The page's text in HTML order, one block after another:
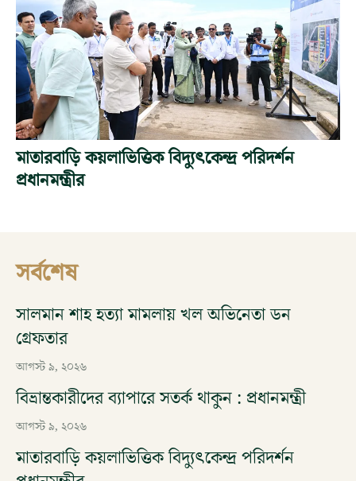
মাতারবাড়ি কয়লাভিত্তিক বিদ্যুৎকেন্দ্র পরিদর্শন
প্রধানমন্ত্রীর
সর্বশেষ
সালমান শাহ হত্যা মামলায় খল অভিনেতা ডন
গ্রেফতার
আগস্ট ৯, ২০২৬
বিভ্রান্তকারীদের ব্যাপারে সতর্ক থাকুন : প্রধানমন্ত্রী
আগস্ট ৯, ২০২৬
মাতারবাড়ি কয়লাভিত্তিক বিদ্যুৎকেন্দ্র পরিদর্শন